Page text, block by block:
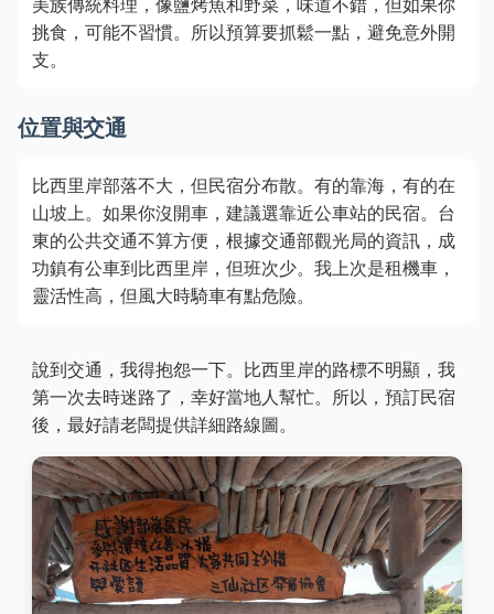
挑食，可能不習慣。所以預算要抓鬆一點，避免意外開
支。
位置與交通
比西里岸部落不大，但民宿分布散。有的靠海，有的在
山坡上。如果你沒開車，建議選靠近公車站的民宿。台
東的公共交通不算方便，根據交通部觀光局的資訊，成
功鎮有公車到比西里岸，但班次少。我上次是租機車，
靈活性高，但風大時騎車有點危險。
說到交通，我得抱怨一下。比西里岸的路標不明顯，我
第一次去時迷路了，幸好當地人幫忙。所以，預訂民宿
後，最好請老闆提供詳細路線圖。